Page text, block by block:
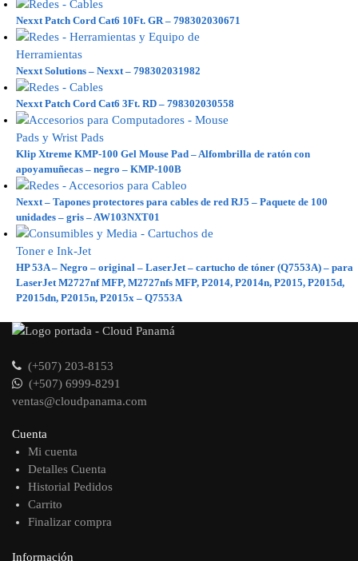
Nexxt Patch Cord Cat6 10Ft. GR – 798302030671
Nexxt Solutions – Nexxt – 798302031982
Nexxt Patch Cord Cat6 3Ft. RD – 798302030558
Klip Xtreme KMP-100 Gel Mouse Pad – Alfombrilla de ratón con
apoyamuñecas – negro – KMP-100B
Nexxt – Tapones protectores para cables de red RJ5 – Paquete de 100
unidades – gris – AW103NXT01
HP 53A – Negro – original – LaserJet – cartucho de tóner (Q7553A) – para
LaserJet M2727nf MFP, M2727nfs MFP, P2014, P2014n, P2015, P2015d,
P2015dn, P2015n, P2015x – Q7553A
(+507) 203-8153
(+507) 6999-8291
ventas@cloudpanama.com
Cuenta
Mi cuenta
Detalles Cuenta
Historial Pedidos
Carrito
Finalizar compra
Información